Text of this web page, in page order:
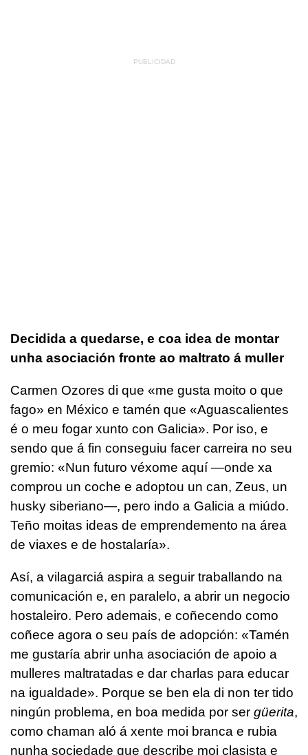
Decidida a quedarse, e coa idea de montar
unha asociación fronte ao maltrato á muller
Carmen Ozores di que «me gusta moito o que
fago» en México e tamén que «Aguascalientes
é o meu fogar xunto con Galicia». Por iso, e
sendo que á fin conseguiu facer carreira no seu
gremio: «Nun futuro véxome aquí —onde xa
comprou un coche e adoptou un can, Zeus, un
husky siberiano—, pero indo a Galicia a miúdo.
Teño moitas ideas de emprendemento na área
de viaxes e de hostalaría».
Así, a vilagarciá aspira a seguir traballando na
comunicación e, en paralelo, a abrir un negocio
hostaleiro. Pero ademais, e coñecendo como
coñece agora o seu país de adopción: «Tamén
me gustaría abrir unha asociación de apoio a
mulleres maltratadas e dar charlas para educar
na igualdade». Porque se ben ela di non ter tido
ningún problema, en boa medida por ser güerita,
como chaman aló á xente moi branca e rubia
nunha sociedade que describe moi clasista e